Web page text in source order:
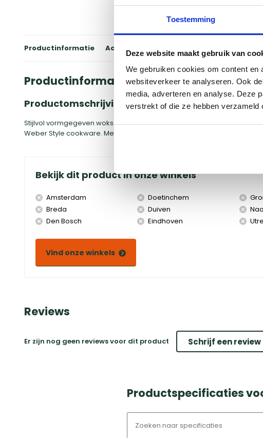
Toestemming
Deze website maakt gebruik van
We gebruiken cookies om content
websiteverkeer te analyseren. Ook
media, adverteren en analyse. Deze
verstrekt of die ze hebben
Productinformatie Accessoires
Productinformatie
Productomschrijving
Stijlvol vormgegeven wokset vervaardigd van hittebestendig nylon.
Weber Style cookware. Met silicone lus om de set eenvoudig op te
Bekijk dit product in onze winkels
Amsterdam
Breda
Den Bosch
Doetinchem
Duiven
Eindhoven
Vind onze winkels
Reviews
Er zijn nog geen reviews voor dit product Schrijf een review
Productspecificaties